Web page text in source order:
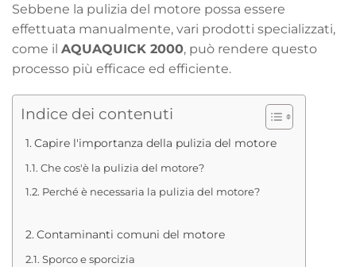
Sebbene la pulizia del motore possa essere
effettuata manualmente, vari prodotti specializzati,
come il AQUAQUICK 2000, può rendere questo
processo più efficace ed efficiente.
Indice dei contenuti
Capire l'importanza della pulizia del motore
Che cos'è la pulizia del motore?
Perché è necessaria la pulizia del motore?
Contaminanti comuni del motore
Sporco e sporcizia